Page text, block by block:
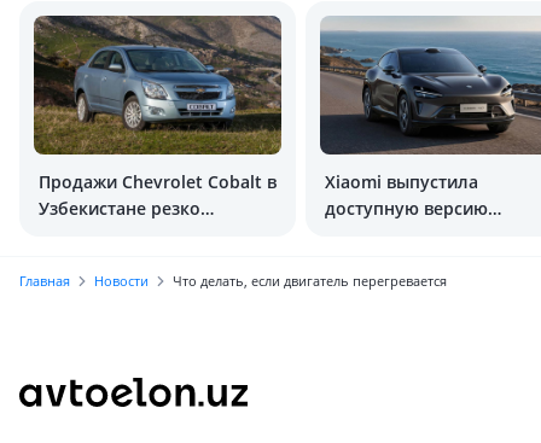
Продажи Chevrolet Cobalt в
Узбекистане резко
Xiaomi выпустила
доступную версию
Главная Новости Что делать, если двигатель перегревается